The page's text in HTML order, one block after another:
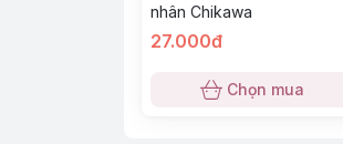
nhân Chikawa
27.000đ
Chọn mua